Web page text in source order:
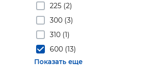
225 (2)
300 (3)
310 (1)
600 (13)
Показать еще